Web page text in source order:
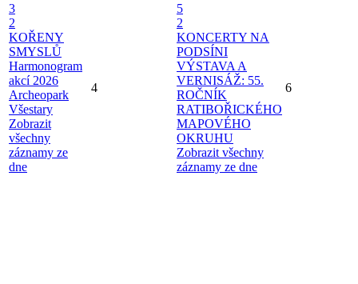
3
2
KOŘENY
SMYSLŮ
Harmonogram
akcí 2026
Archeopark
Všestary
Zobrazit
všechny
záznamy ze
dne
4
5
2
KONCERTY NA
PODSÍNI
VÝSTAVA A
VERNISÁŽ: 55.
ROČNÍK
RATIBOŘICKÉHO
MAPOVÉHO
OKRUHU
Zobrazit všechny
záznamy ze dne
6